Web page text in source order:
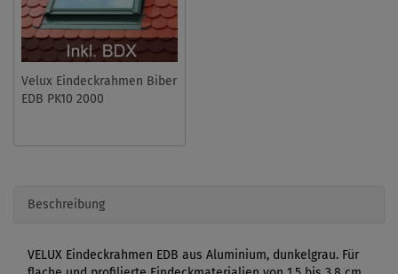
Velux Eindeckrahmen Biber
EDB PK10 2000
Beschreibung
VELUX Eindeckrahmen EDB aus Aluminium, dunkelgrau. Für